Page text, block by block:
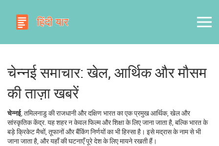
चेन्नई समाचार: खेल, आर्थिक और मौसम
की ताज़ा खबरें
चेन्नई, तमिलनाडु की राजधानी और दक्षिण भारत का एक प्रमुख आर्थिक, खेल और
सांस्कृतिक केंद्र. यह शहर न केवल फिल्म और शिक्षा के लिए जाना जाता है, बल्कि भारत के
बड़े क्रिकेट मैचों, तूफानों और बैंकिंग निर्णयों का भी हिस्सा है। इसेमद्रासके नाम से भी
जाना जाता है, और यहाँ की घटनाएँ पूरे देश के लिए मायने रखती हैं।